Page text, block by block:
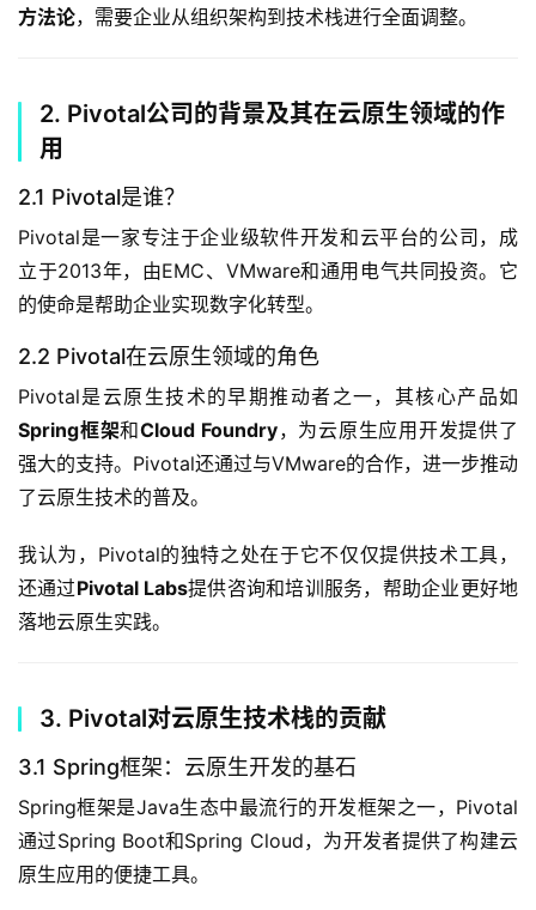
方法论，需要企业从组织架构到技术栈进行全面调整。
2. Pivotal公司的背景及其在云原生领域的作
用
2.1 Pivotal是谁？
Pivotal是一家专注于企业级软件开发和云平台的公司，成
立于2013年，由EMC、VMware和通用电气共同投资。它
的使命是帮助企业实现数字化转型。
2.2 Pivotal在云原生领域的角色
Pivotal是云原生技术的早期推动者之一，其核心产品如
Spring框架和Cloud Foundry，为云原生应用开发提供了
强大的支持。Pivotal还通过与VMware的合作，进一步推动
了云原生技术的普及。
我认为，Pivotal的独特之处在于它不仅仅提供技术工具，
还通过Pivotal Labs提供咨询和培训服务，帮助企业更好地
落地云原生实践。
3. Pivotal对云原生技术栈的贡献
3.1 Spring框架：云原生开发的基石
Spring框架是Java生态中最流行的开发框架之一，Pivotal
通过Spring Boot和Spring Cloud，为开发者提供了构建云
原生应用的便捷工具。